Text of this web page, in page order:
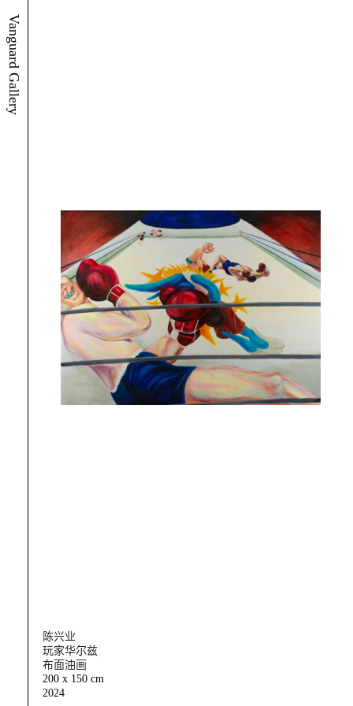
Vanguard Gallery
陈兴业
玩家华尔兹
布面油画
200 x 150 cm
2024